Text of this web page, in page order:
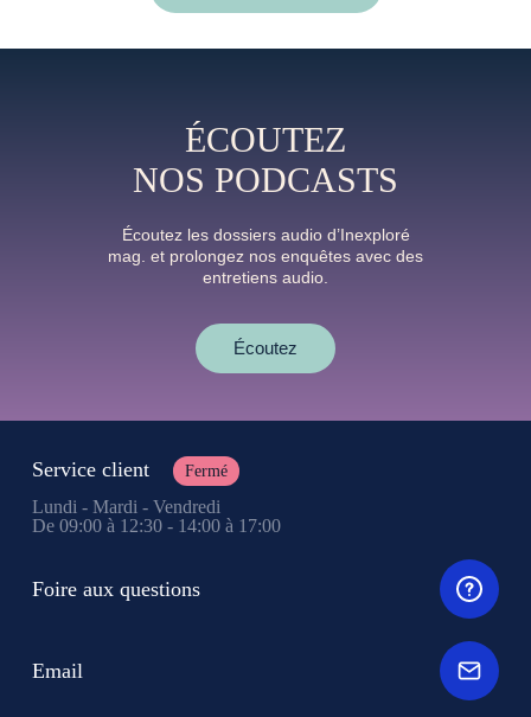
ÉCOUTEZ
NOS PODCASTS
Écoutez les dossiers audio d’Inexploré
mag. et prolongez nos enquêtes avec des
entretiens audio.
Écoutez
Service client Fermé
Lundi - Mardi - Vendredi
De 09:00 à 12:30 - 14:00 à 17:00
Foire aux questions
Email